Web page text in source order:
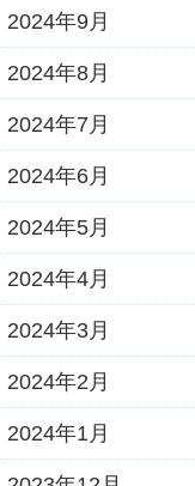
2024年9月
2024年8月
2024年7月
2024年6月
2024年5月
2024年4月
2024年3月
2024年2月
2024年1月